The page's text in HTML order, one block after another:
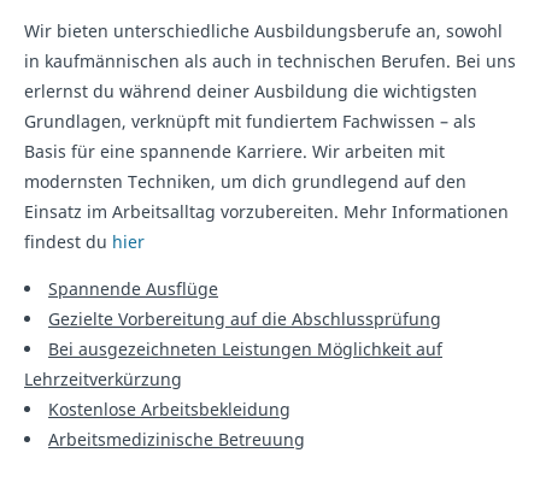
Wir bieten unterschiedliche Ausbildungsberufe an, sowohl
in kaufmännischen als auch in technischen Berufen. Bei uns
erlernst du während deiner Ausbildung die wichtigsten
Grundlagen, verknüpft mit fundiertem Fachwissen – als
Basis für eine spannende Karriere. Wir arbeiten mit
modernsten Techniken, um dich grundlegend auf den
Einsatz im Arbeitsalltag vorzubereiten. Mehr Informationen
findest du hier
Spannende Ausflüge
Gezielte Vorbereitung auf die Abschlussprüfung
Bei ausgezeichneten Leistungen Möglichkeit auf
Lehrzeitverkürzung
Kostenlose Arbeitsbekleidung
Arbeitsmedizinische Betreuung